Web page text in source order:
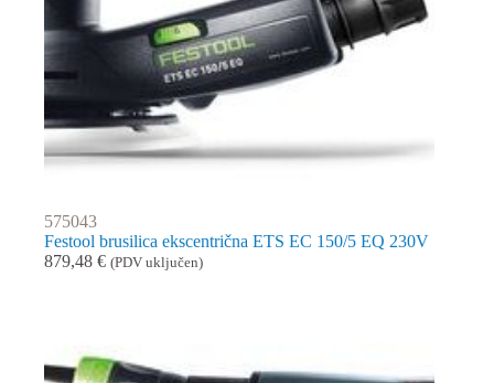
575043
Festool brusilica ekscentrična ETS EC 150/5 EQ 230V
879,48 € (PDV uključen)